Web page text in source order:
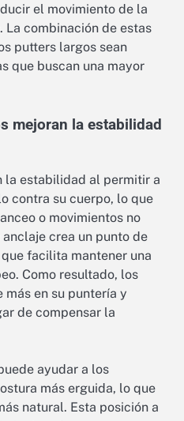
el movimiento de la
La combinación de estas
putters largos sean
que buscan una mayor
mejoran la estabilidad
la estabilidad al permitir a
contra su cuerpo, lo que
o movimientos no
crea un punto de
facilita mantener una
Como resultado, los
en su puntería y
de compensar la
ayudar a los
más erguida, lo que
natural. Esta posición a